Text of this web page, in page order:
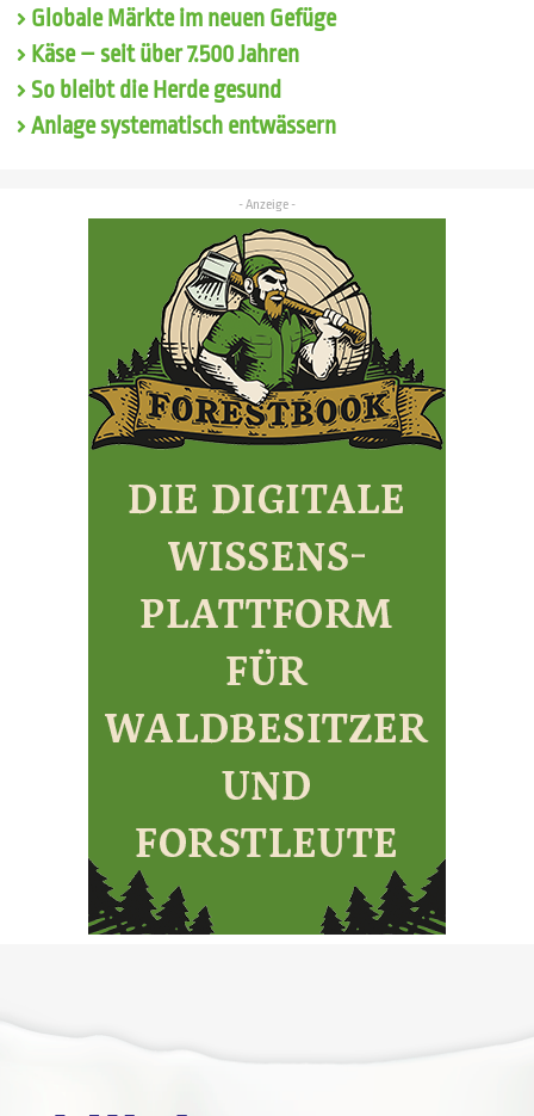
Globale Märkte im neuen Gefüge
Käse – seit über 7.500 Jahren
So bleibt die Herde gesund
Anlage systematisch entwässern